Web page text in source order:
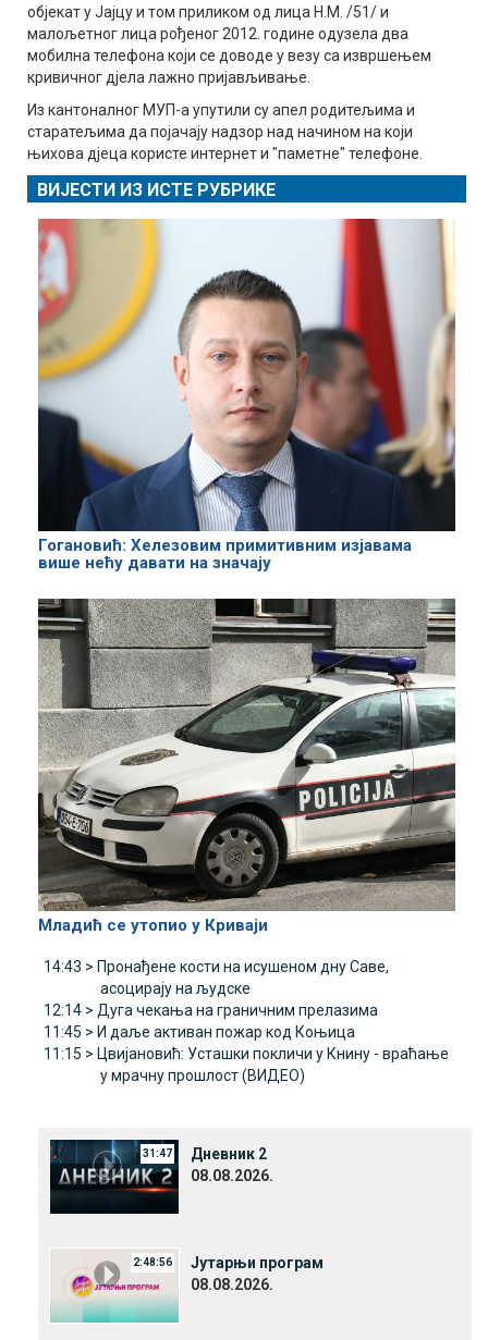
објекат у Јајцу и том приликом од лица Н.М. /51/ и
малољетног лица рођеног 2012. године одузела два
мобилна телефона који се доводе у везу са извршењем
кривичног дјела лажно пријављивање.
Из кантоналног МУП-а упутили су апел родитељима и
старатељима да појачају надзор над начином на који
њихова дјеца користе интернет и "паметне" телефоне.
ВИЈЕСТИ ИЗ ИСТЕ РУБРИКЕ
Гогановић: Хелезовим примитивним изјавама
више нећу давати на значају
Младић се утопио у Криваји
14:43 > Пронађене кости на исушеном дну Саве,
асоцирају на људске
12:14 > Дуга чекања на граничним прелазима
11:45 > И даље активан пожар код Коњица
11:15 > Цвијановић: Усташки покличи у Книну - враћање
у мрачну прошлост (ВИДЕО)
31:47
Дневник 2
08.08.2026.
2:48:56
Јутарњи програм
08.08.2026.